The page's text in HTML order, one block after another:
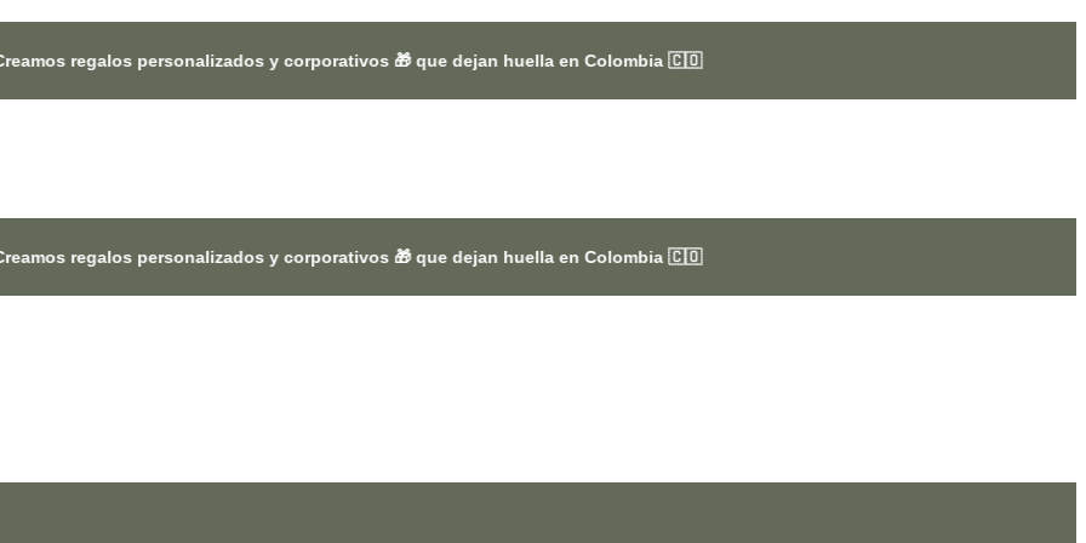
personalizados y corporativos 🎁 que dejan huella en Colombia 🇨🇴
personalizados y corporativos 🎁 que dejan huella en Colombia 🇨🇴